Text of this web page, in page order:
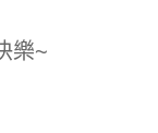
樂~